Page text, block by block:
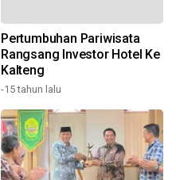
Pertumbuhan Pariwisata
Rangsang Investor Hotel Ke
Kalteng
-15 tahun lalu